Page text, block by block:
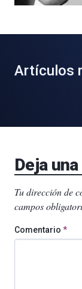
Artículos
Deja
Tu dirección de
campos
Comentario *